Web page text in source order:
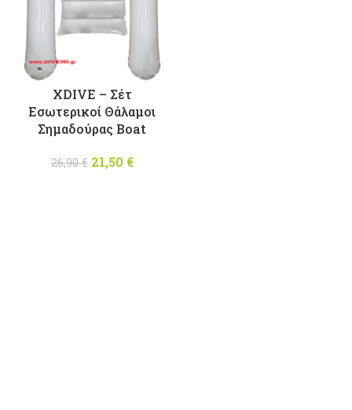
XDIVE – Σέτ
Εσωτερικοί Θάλαμοι
Σημαδούρας Boat
26,90€
Original
21,50 €